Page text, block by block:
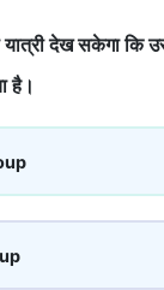
यात्री देख सकेगा
है।